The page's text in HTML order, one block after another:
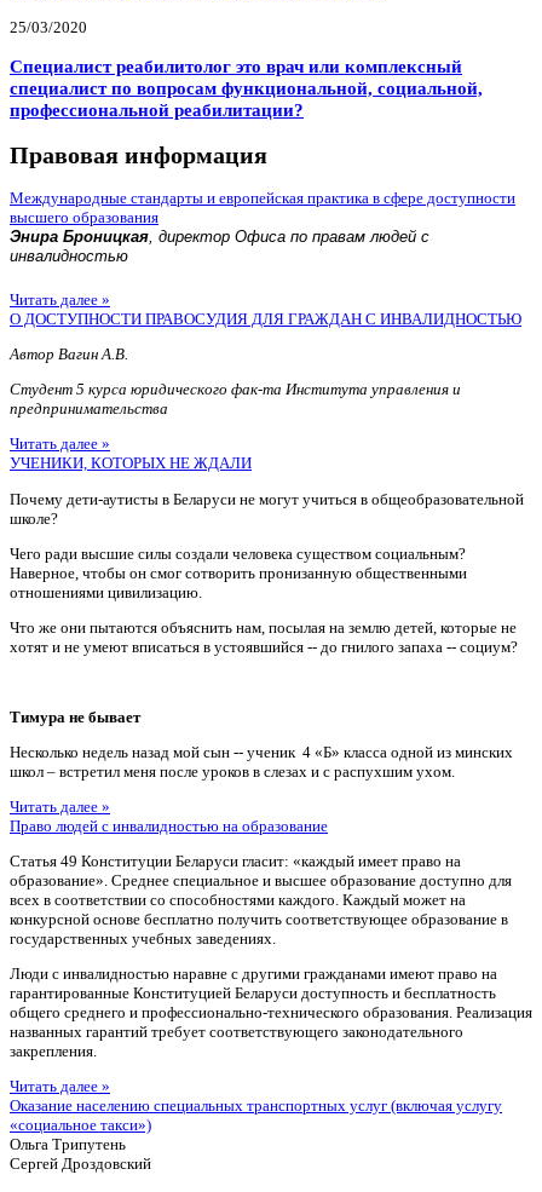
25/03/2020
Специалист реабилитолог это врач или комплексный
специалист по вопросам функциональной, социальной,
профессиональной реабилитации?
Правовая информация
Международные стандарты и европейская практика в сфере доступности
высшего образования
Энира Броницкая, директор Офиса по правам людей с
инвалидностью
Читать далее »
О ДОСТУПНОСТИ ПРАВОСУДИЯ ДЛЯ ГРАЖДАН С ИНВАЛИДНОСТЬЮ
Автор Вагин А.В.
Студент 5 курса юридического фак-та Института управления и
предпринимательства
Читать далее »
УЧЕНИКИ, КОТОРЫХ НЕ ЖДАЛИ
Почему дети-аутисты в Беларуси не могут учиться в общеобразовательной
школе?
Чего ради высшие силы создали человека существом социальным?
Наверное, чтобы он смог сотворить пронизанную общественными
отношениями цивилизацию.
Что же они пытаются объяснить нам, посылая на землю детей, которые не
хотят и не умеют вписаться в устоявшийся -- до гнилого запаха -- социум?
Тимура не бывает
Несколько недель назад мой сын -- ученик 4 «Б» класса одной из минских
школ – встретил меня после уроков в слезах и с распухшим ухом.
Читать далее »
Право людей с инвалидностью на образование
Статья 49 Конституции Беларуси гласит: «каждый имеет право на
образование». Среднее специальное и высшее образование доступно для
всех в соответствии со способностями каждого. Каждый может на
конкурсной основе бесплатно получить соответствующее образование в
государственных учебных заведениях.
Люди с инвалидностью наравне с другими гражданами имеют право на
гарантированные Конституцией Беларуси доступность и бесплатность
общего среднего и профессионально-технического образования. Реализация
названных гарантий требует соответствующего законодательного
закрепления.
Читать далее »
Оказание населению специальных транспортных услуг (включая услугу
«социальное такси»)
Ольга Трипутень
Сергей Дроздовский